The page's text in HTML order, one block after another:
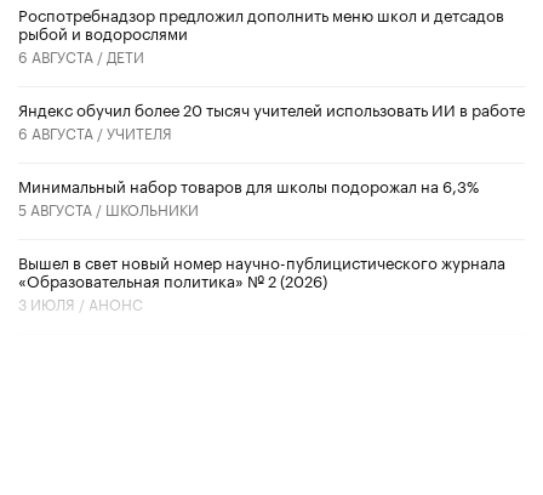
Роспотребнадзор предложил дополнить меню школ и детсадов
рыбой и водорослями
6 АВГУСТА / ДЕТИ
​Яндекс обучил более 20 тысяч учителей использовать ИИ в работе
6 АВГУСТА /УЧИТЕЛЯ
Минимальный набор товаров для школы подорожал на 6,3%
5 АВГУСТА / ШКОЛЬНИКИ
Вышел в свет новый номер научно-публицистического журнала
«Образовательная политика» № 2 (2026)
3 ИЮЛЯ / АНОНС